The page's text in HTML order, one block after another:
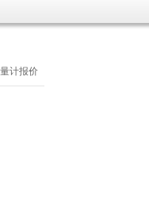
计报价